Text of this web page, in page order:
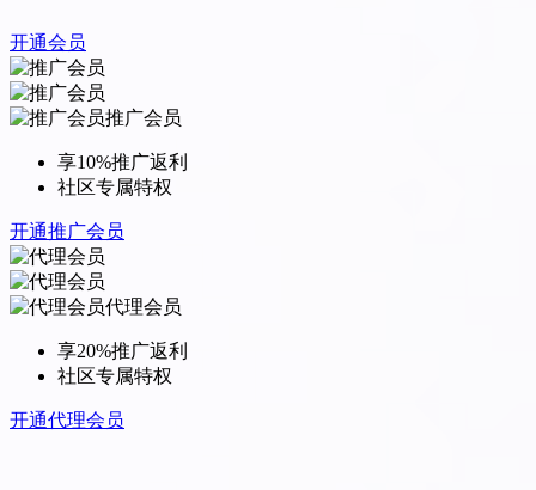
开通会员
推广会员
享10%推广返利
社区专属特权
开通推广会员
代理会员
享20%推广返利
社区专属特权
开通代理会员